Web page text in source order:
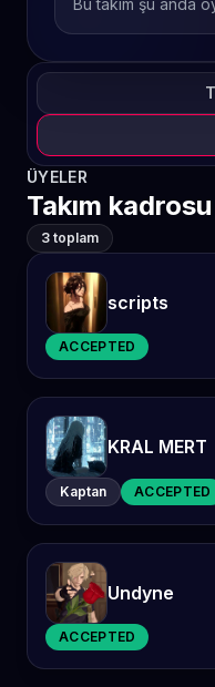
Bu takım şu anda
ÜYELER
Takım kadrosu
3 toplam
scripts
ACCEPTED
KRAL MERT
Kaptan ACCEPTED
Undyne
ACCEPTED